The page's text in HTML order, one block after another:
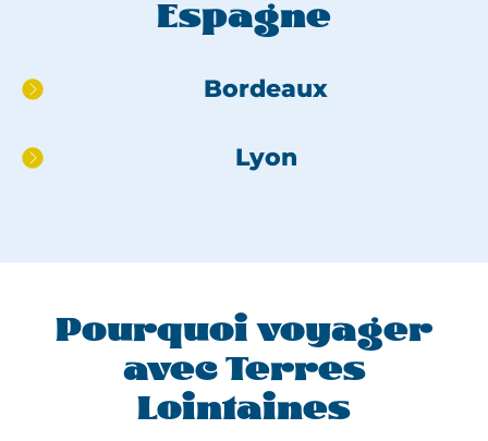
Espagne
Aller
pied
Bordeaux
Lyon
Pourquoi voyager
avec Terres
Lointaines